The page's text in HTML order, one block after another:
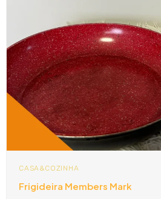
CASA&COZINHA
Frigideira Members Mark